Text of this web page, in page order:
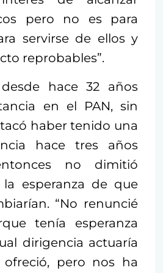
pero no es para
servirse de ellos y
reprobables”.
hace 32 años
en el PAN, sin
haber tenido una
hace tres años
no dimitió
esperanza de que
“No renuncié
tenía esperanza
dirigencia actuaría
pero nos ha